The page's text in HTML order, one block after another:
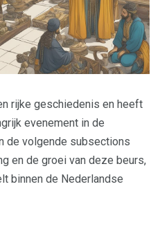
rijke geschiedenis en heeft
evenement in de
de volgende subsections
en de groei van deze beurs,
binnen de Nederlandse